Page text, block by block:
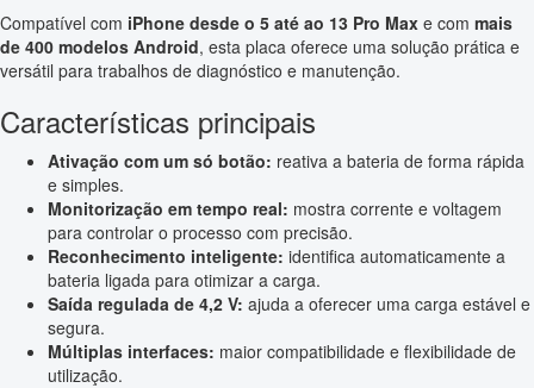
Compatível com iPhone desde o 5 até ao 13 Pro Max e com mais
de 400 modelos Android, esta placa oferece uma solução prática e
versátil para trabalhos de diagnóstico e manutenção.
Características principais
Ativação com um só botão: reativa a bateria de forma rápida
e simples.
Monitorização em tempo real: mostra corrente e voltagem
para controlar o processo com precisão.
Reconhecimento inteligente: identifica automaticamente a
bateria ligada para otimizar a carga.
Saída regulada de 4,2 V: ajuda a oferecer uma carga estável e
segura.
Múltiplas interfaces: maior compatibilidade e flexibilidade de
utilização.